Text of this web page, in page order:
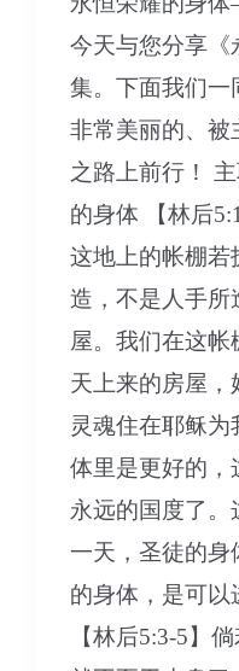
今天与您分享《
集。下面我们一
非常美丽的、被
之路上前行！
的身体 【林后
这地上的帐棚
造，不是人手所
屋。我们在这帐
天上来的房屋，
灵魂住在耶稣
体里是更好的，
永远的国度了。
一天，圣徒的身
的身体，是可以
【林后5:3-5】